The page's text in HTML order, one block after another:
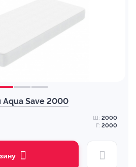
Aqua Save 2000
Ш: 2000
Г: 2000